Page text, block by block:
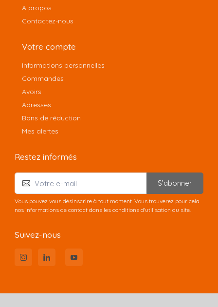
A propos
Contactez-nous
Votre compte
Informations personnelles
Commandes
Avoirs
Adresses
Bons de réduction
Mes alertes
Restez informés
S’abonner
Vous pouvez vous désinscrire à tout moment. Vous trouverez pour cela
nos informations de contact dans les conditions d'utilisation du site.
Suivez-nous